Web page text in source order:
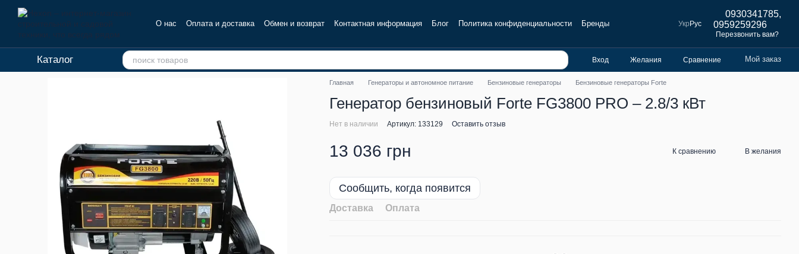
Перейти к основному контенту
О нас Оплата и доставка Обмен и возврат Контактная информация Блог Политика конфиденциальности
Бренды
Укр Рус
0930341785,
0959259296
Перезвонить вам?
Каталог Вход Желания Сравнение Мой заказ
Главная Генераторы и автономное питание Бензиновые генераторы Бензиновые генераторы Forte
Генератор бензиновый Forte FG3800 PRO – 2.8/3 кВт
Нет в наличии Артикул: 133129 Оставить отзыв
13 036 грн К сравнению В желания
Сообщить, когда появится
Доставка Оплата